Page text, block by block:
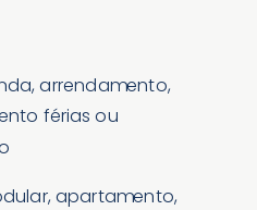
arrendamento,
férias ou
apartamento,